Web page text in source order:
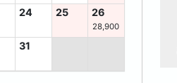
24 25 26
28,900
31